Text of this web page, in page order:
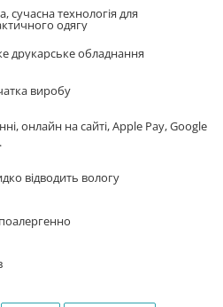
сучасна технологія для
одягу
друкарське обладнання
виробу
онлайн на сайті, Apple Pay, Google
відводить вологу